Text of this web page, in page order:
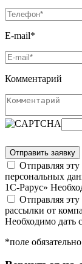
E-mail*
Комментарий
Отправляя
персональных
1С-Рарус»
Отправляя
рассылки от
Необходимо дать
*поле